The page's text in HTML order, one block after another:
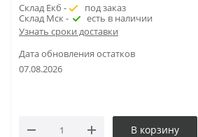
Склад Екб -
под заказ
Склад Мск -
есть в наличии
Узнать сроки доставки
Дата обновления остатков
07.08.2026
В корзину